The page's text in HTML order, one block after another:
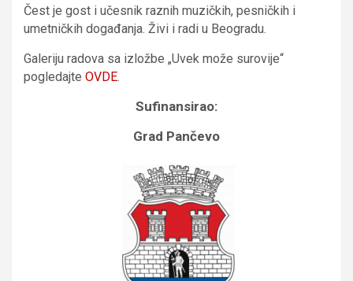
Čest je gost i učesnik raznih muzičkih, pesničkih i
umetničkih događanja. Živi i radi u Beogradu.
Galeriju radova sa izložbe „Uvek može surovije“
pogledajte OVDE.
Sufinansirao:
Grad Pančevo